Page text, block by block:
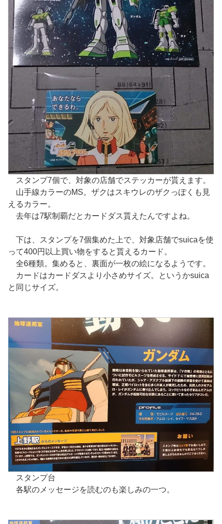
スタンプ7個で、対象の店舗でステッカーが貰えます。
山手線カラーのMS。ザクはスキウレのザクっぽくも見
えるカラー。
去年は7駅制覇だとカードダス貰えたんですよね。
下は、スタンプを7個集めた上で、対象店舗でsuicaを使
って400円以上買い物をすると貰えるカード。
全6種類。集めると、裏面が一枚の絵になるようです。
カードはカードダスより小さめサイズ。というかsuica
と同じサイズ。
スタンプ台
各駅のメッセージを読むのも楽しみの一つ。